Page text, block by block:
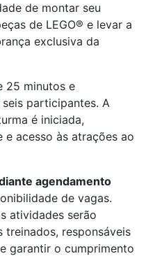
de montar seu
de LEGO® e levar a
exclusiva da
25 minutos e
participantes. A
é iniciada,
acesso às atrações ao
agendamento
de vagas.
atividades serão
treinados, responsáveis
garantir o cumprimento